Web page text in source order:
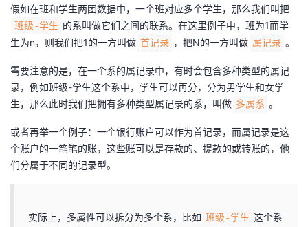
假如在班和学生两团数据中，一个班对应多个学生，那么我们叫把
班级-学生 的系叫做它们之间的联系。在这里例子中，班为1而学
生为n，则我们把1的一方叫做 首记录 ，把N的一方叫做 属记录 。
需要注意的是，在一个系的属记录中，有时会包含多种类型的属记
录，例如班级-学生这个系中，学生可以再分，分为男学生和女学
生，那么此时我们把拥有多种类型属记录的系，叫做 多属系 。
或者再举一个例子：一个银行账户可以作为首记录，而属记录是这
个账户的一笔笔的账，这些账可以是存款的、提款的或转账的，他
们分属于不同的记录型。
实际上，多属性可以拆分为多个系，比如 班级-学生 这个系